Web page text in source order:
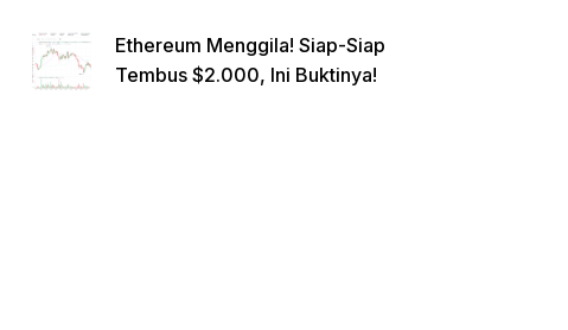
rk
Gande
Ethereum Menggila! Siap-Siap
Tembus $2.000, Ini Buktinya!